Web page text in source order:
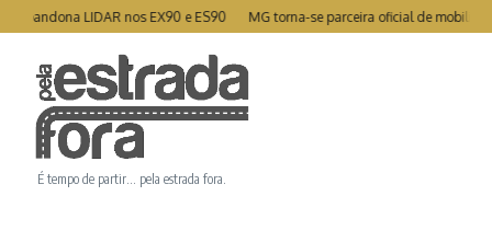
Ir para o conteúdo
abandona LIDAR nos EX90 e ES90 MG torna-se parceira oficial de
É tempo de partir… pela estrada fora.